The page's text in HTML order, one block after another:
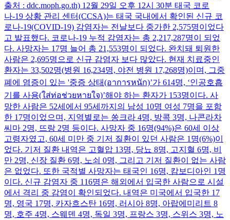
출처 : ddc.moph.go.th) 12월 29일 오후 12시 30분 태국 코로
나-19 상황 관리 센터(CCSA)는 태국 국내에서 확인된 신규 코
로나-19(COVID-19) 감염자는 전날보다 중가한 2,575명이었다
고 발표했다. 코로나-19 누적 감염자는 총 2,217,287명이 되었
다. 사망자는 17명 늘어 총 21,553명이 되었다. 완치돼 퇴원한
사람은 2,695명으로 신규 감염자 보다 많았다. 현재 치료중인
환자는 33,502명(병원 16,234명, 야전 병원 17,268명)이며, 그중
폐에 염증이 있는 '중증 상태(อาการหนัก)’가 614명, ‘인공호흡
기를 사용(ใส่ท่อช่วยหายใจ)’해야 하는 환자가 153명이다. 사
망한 사람은 52세에서 95세까지의 남성 10명 여성 7명을 포함
한 17명이었으며, 지역별로는 쏭크라 4명, 방콕 3명, 나콘라차
씨마 2명, 뜨랑 2명 등이다. 사망자 중 16명(94%)은 60세 이상
고령자였고, 60세 미만 중 기저 질환이 있던 사람은 1명(6%)이
었다. 기저 질환 내역은 고혈압 13명, 당뇨 8명, 고지혈 6명, 비
만 2명, 신장 질환 6명, 노쇠 0명, 그리고 기저 질환이 없는 사람
은 없었다. 또한 국적별 사망자는 태국인 16명, 캄보디아인 1명
이다. 신규 감염자 중 116명은 해외에서 입국한 사람으로 시설
에서 격리 중 감염이 확인되었다. 내역은 미국에서 입국한 17
명, 영국 17명, 카자흐스탄 16명, 러시아 8명, 아랍에미리트 8
명, 호주 4명, 스웨덴 4명, 독일 3명, 프랑스 3명, 스위스 3명, 노